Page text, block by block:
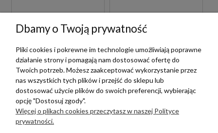
GRESOWE
Dbamy o Twoją prywatność
Pliki cookies i pokrewne im technologie umożliwiają poprawne
działanie strony i pomagają nam dostosować ofertę do
Twoich potrzeb. Możesz zaakceptować wykorzystanie przez
nas wszystkich tych plików i przejść do sklepu lub
dostosować użycie plików do swoich preferencji, wybierając
opcję "Dostosuj zgody".
Więcej o plikach cookies przeczytasz w naszej Polityce
prywatności.